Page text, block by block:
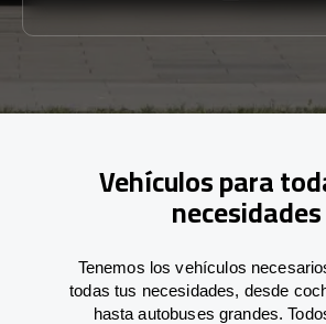
Vehículos para
necesidades
Tenemos los vehículos
todas tus necesidades, desde
hasta autobuses grandes.